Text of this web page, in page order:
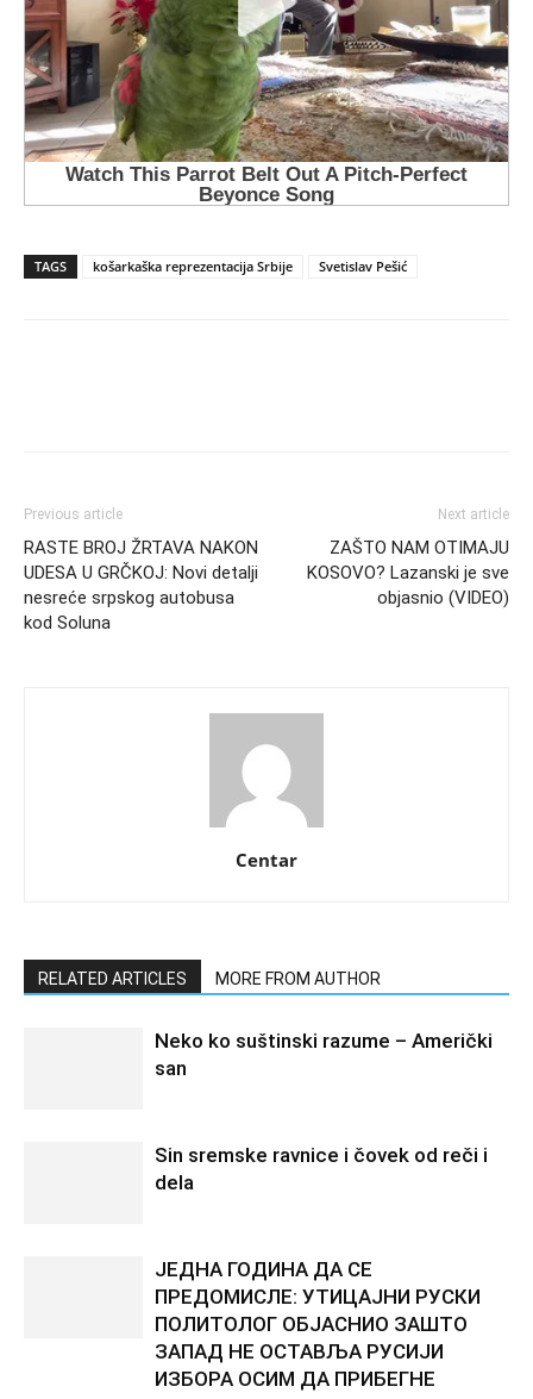
TAGS košarkaška reprezentacija Srbije Svetislav Pešić
Previous article
RASTE BROJ ŽRTAVA NAKON
UDESA U GRČKOJ: Novi detalji
nesreće srpskog autobusa
kod Soluna
Next article
ZAŠTO NAM OTIMAJU
KOSOVO? Lazanski je sve
objasnio (VIDEO)
Centar
RELATED ARTICLES MORE FROM AUTHOR
Neko ko suštinski razume – Američki
san
Sin sremske ravnice i čovek od reči i
dela
ЈЕДНА ГОДИНА ДА СЕ
ПРЕДОМИСЛЕ: УТИЦАЈНИ РУСКИ
ПОЛИТОЛОГ ОБЈАСНИО ЗАШТО
ЗАПАД НЕ ОСТАВЉА РУСИЈИ
ИЗБОРА ОСИМ ДА ПРИБЕГНЕ